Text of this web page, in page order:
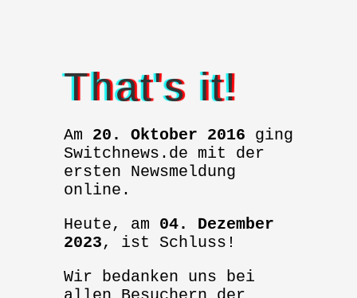
That's it!
Am 20. Oktober 2016 ging
Switchnews.de mit der
ersten Newsmeldung
online.
Heute, am 04. Dezember
2023, ist Schluss!
Wir bedanken uns bei